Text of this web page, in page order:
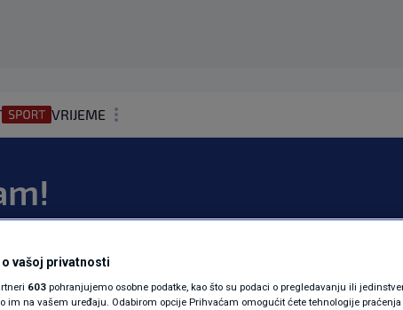
VRIJEME
MAGAZIN
KOLUMNE
o vašoj privatnosti
603 pohranjujemo osobne podatke, kao što su podaci o pregledavanju ili
im na vašem uređaju. Odabirom opcije Prihvaćam omogućit ćete tehnologije praćenja